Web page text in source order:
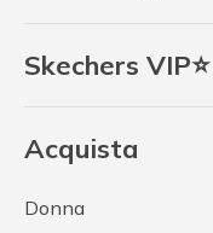
Skechers VIP⭐
Acquista
Donna